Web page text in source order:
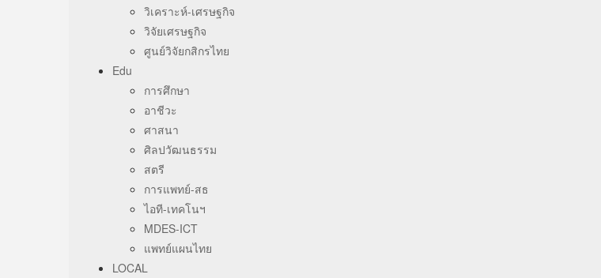
วิเคราะห์-เศรษฐกิจ
วิจัยเศรษฐกิจ
ศูนย์วิจัยกสิกรไทย
Edu
การศึกษา
อาชีวะ
ศาสนา
ศิลปวัฒนธรรม
สตรี
การแพทย์-สธ
ไอที-เทคโนฯ
MDES-ICT
แพทย์แผนไทย
LOCAL